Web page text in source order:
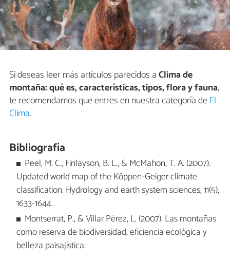
Si deseas leer más artículos parecidos aClima de
montaña: qué es, características, tipos, flora y fauna,
te recomendamos que entres en nuestra categoría deEl
Clima.
Bibliografía
Peel, M. C., Finlayson, B. L., & McMahon, T. A. (2007).
Updated world map of the Köppen-Geiger climate
classification. Hydrology and earth system sciences, 11(5),
1633-1644.
Montserrat, P., & Villar Pérez, L. (2007). Las montañas
como reserva de biodiversidad, eficiencia ecológica y
belleza paisajística.